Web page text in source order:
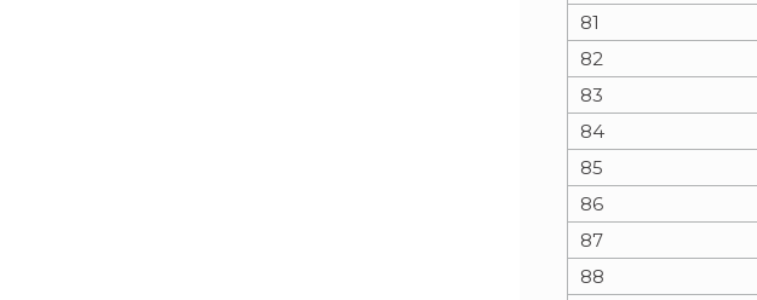
81
82
83
84
85
86
87
88